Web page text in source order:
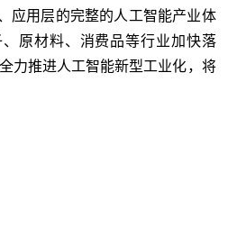
应用层的完整的人工智能产业体
原材料、消费品等行业加快落
力推进人工智能新型工业化，将